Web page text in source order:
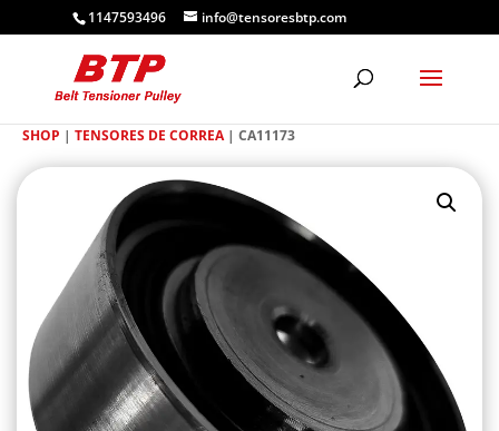
1147593496 info@tensoresbtp.com
SHOP | TENSORES DE CORREA| CA11173